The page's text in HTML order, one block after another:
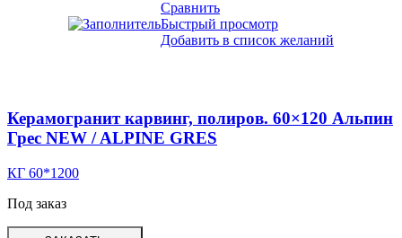
Сравнить
Быстрый просмотр
Добавить в список желаний
Керамогранит карвинг, полиров. 60×120 Альпин
Грес NEW / ALPINE GRES
КГ 60*1200
Под заказ